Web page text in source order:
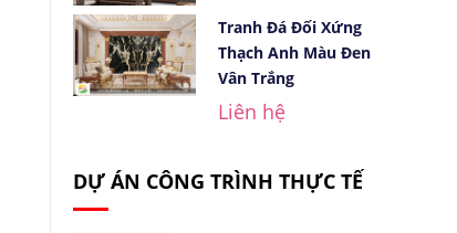
Tranh Đá Đối Xứng
Thạch Anh Màu Đen
Vân Trắng
Liên hệ
DỰ ÁN CÔNG TRÌNH THỰC TẾ